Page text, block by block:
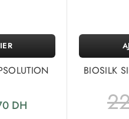
DH
BIOSILK